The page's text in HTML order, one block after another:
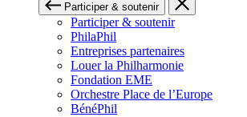
Participer & soutenir
Participer & soutenir
PhilaPhil
Entreprises partenaires
Louer la Philharmonie
Fondation EME
Orchestre Place de l’Europe
BénéPhil